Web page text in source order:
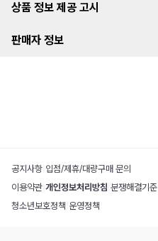
상품 정보 제공 고시
판매자 정보
공지사항 입점/제휴/대량구매 문의
이용약관 개인정보처리방침 분쟁해결기준
청소년보호정책 운영정책